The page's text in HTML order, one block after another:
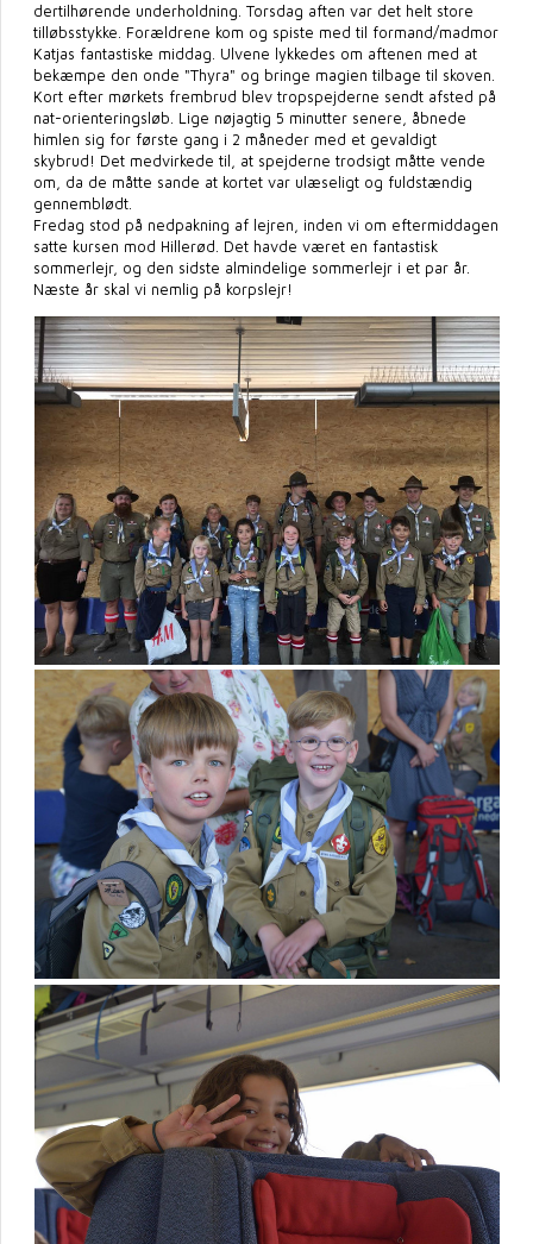
dertilhørende underholdning. Torsdag aften var det helt store
tilløbsstykke. Forældrene kom og spiste med til formand/madmor
Katjas fantastiske middag. Ulvene lykkedes om aftenen med at
bekæmpe den onde "Thyra" og bringe magien tilbage til skoven.
Kort efter mørkets frembrud blev tropspejderne sendt afsted på
nat-orienteringsløb. Lige nøjagtig 5 minutter senere, åbnede
himlen sig for første gang i 2 måneder med et gevaldigt
skybrud! Det medvirkede til, at spejderne trodsigt måtte vende
om, da de måtte sande at kortet var ulæseligt og fuldstændig
gennemblødt.
Fredag stod på nedpakning af lejren, inden vi om eftermiddagen
satte kursen mod Hillerød. Det havde været en fantastisk
sommerlejr, og den sidste almindelige sommerlejr i et par år.
Næste år skal vi nemlig på korpslejr!